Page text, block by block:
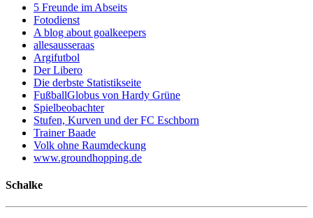
5 Freunde im Abseits
Fotodienst
A blog about goalkeepers
allesausseraas
Argifutbol
Der Libero
Die derbste Statistikseite
FußballGlobus von Hardy Grüne
Spielbeobachter
Stufen, Kurven und der FC Eschborn
Trainer Baade
Volk ohne Raumdeckung
www.groundhopping.de
Schalke